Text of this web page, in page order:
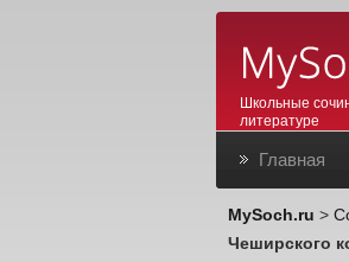
Школьные
литературе
Главная
MySoch.ru >
Чеширского